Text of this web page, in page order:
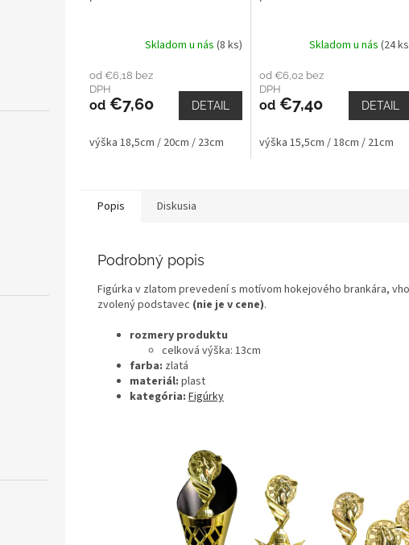
Skladom u nás (8 ks)
od €6,18 bez
DPH
od €7,60 DETAIL
výška 18,5cm / 20cm / 23cm
Skladom u nás (24
od €6,02 bez
DPH
od€7,40 DETAIL
výška 15,5cm / 18cm / 21cm
Popis Diskusia
Podrobný popis
Figúrka v zlatom prevedení s motívom hokejového brankára,
zvolený podstavec (nie je v cene).
rozmery produktu
celková výška: 13cm
farba: zlatá
materiál: plast
kategória: Figúrky